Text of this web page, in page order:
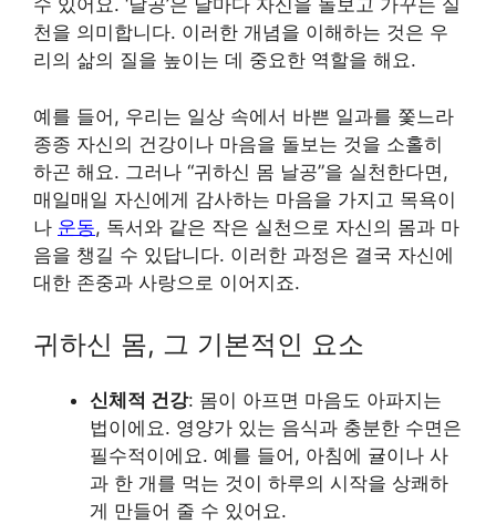
수 있어요. ‘날공’은 날마다 자신을 돌보고 가꾸는 실
천을 의미합니다. 이러한 개념을 이해하는 것은 우
리의 삶의 질을 높이는 데 중요한 역할을 해요.
예를 들어, 우리는 일상 속에서 바쁜 일과를 쫓느라
종종 자신의 건강이나 마음을 돌보는 것을 소홀히
하곤 해요. 그러나 “귀하신 몸 날공”을 실천한다면,
매일매일 자신에게 감사하는 마음을 가지고 목욕이
나 운동, 독서와 같은 작은 실천으로 자신의 몸과 마
음을 챙길 수 있답니다. 이러한 과정은 결국 자신에
대한 존중과 사랑으로 이어지죠.
귀하신 몸, 그 기본적인 요소
신체적 건강: 몸이 아프면 마음도 아파지는
법이에요. 영양가 있는 음식과 충분한 수면은
필수적이에요. 예를 들어, 아침에 귤이나 사
과 한 개를 먹는 것이 하루의 시작을 상쾌하
게 만들어 줄 수 있어요.